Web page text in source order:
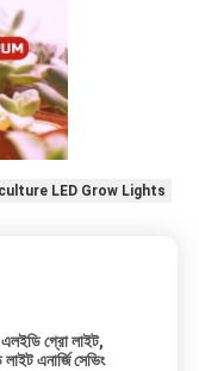
LED Grow Lights
এলইডি গ্রো লাইট,
লাইট এনার্জি সেভিং